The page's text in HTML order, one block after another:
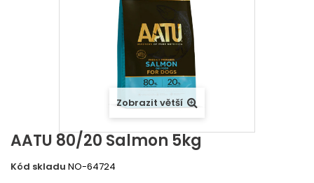
Zobrazit větší
AATU 80/20 Salmon 5kg
Kód skladu NO-64724